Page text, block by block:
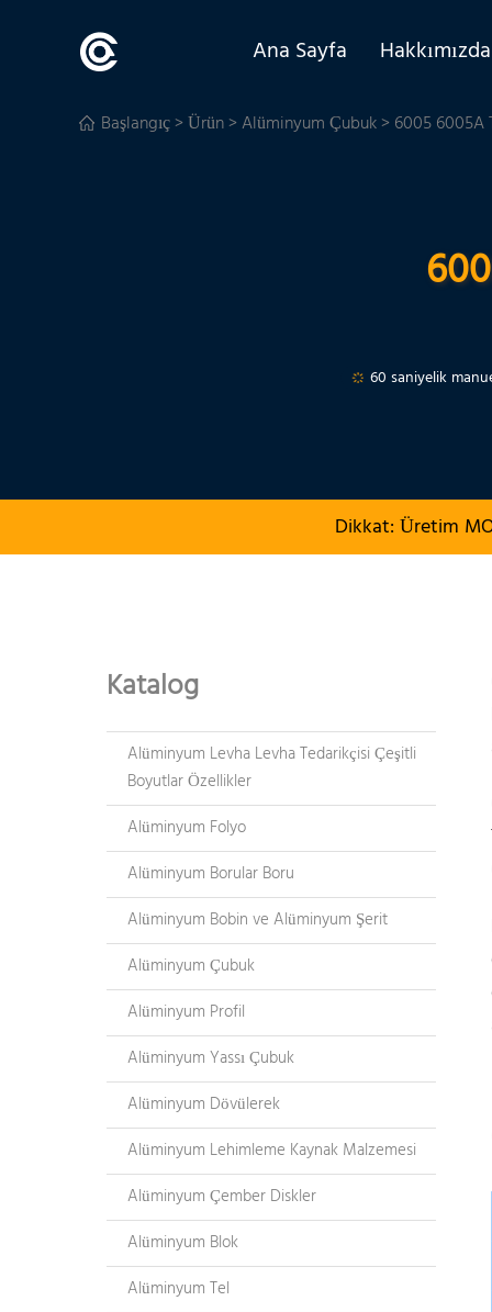
Ana Sayfa Hakkımızda
Başlangıç>Ürün>Alüminyum Çubuk> 6005 6005A
60 saniyelik
Dikkat: Üretim
Katalog
Alüminyum Levha Levha Tedarikçisi Çeşitli
Boyutlar Özellikler
Alüminyum Folyo
Alüminyum Borular Boru
Alüminyum Bobin ve Alüminyum Şerit
Alüminyum Çubuk
Alüminyum Profil
Alüminyum Yassı Çubuk
Alüminyum Dövülerek
Alüminyum Lehimleme Kaynak Malzemesi
Alüminyum Çember Diskler
Alüminyum Blok
Alüminyum Tel